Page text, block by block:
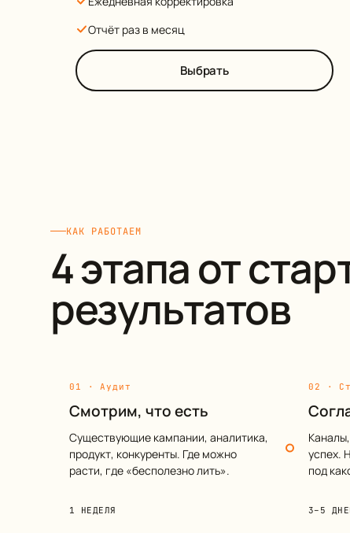
Отчёт раз в месяц
Выбрать
КАК РАБОТАЕМ
4 этапа от
результатов
01 · Аудит
Смотрим, что есть
Существующие кампании, аналитика,
продукт, конкуренты. Где можно
расти, где «бесполезно лить».
1 НЕДЕЛЯ
02 ·
успех.
под
3–5